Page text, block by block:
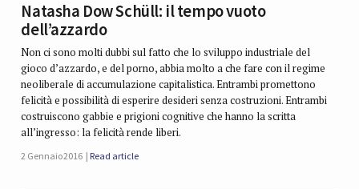
Natasha Dow Schüll: il tempo vuoto
dell’azzardo
Non ci sono molti dubbi sul fatto che lo sviluppo industriale del
gioco d’azzardo, e del porno, abbia molto a che fare con il regime
neoliberale di accumulazione capitalistica. Entrambi promettono
felicità e possibilità di esperire desideri senza costruzioni. Entrambi
costruiscono gabbie e prigioni cognitive che hanno la scritta
all’ingresso: la felicità rende liberi.
2 Gennaio 2016 Read article